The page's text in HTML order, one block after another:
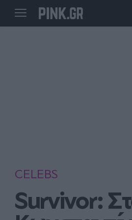
CELEBS
Survivor: